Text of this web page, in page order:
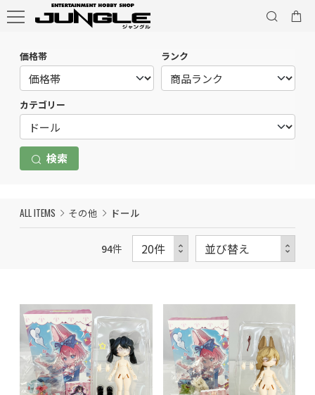
価格帯 ランク
カテゴリー
検索
ALL ITEMS その他 ドール
94件